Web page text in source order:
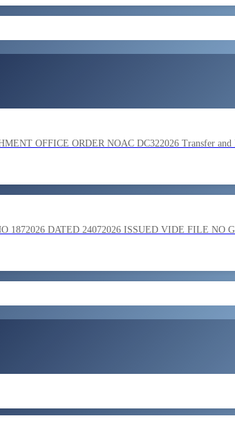
on the basis of result of Combined Graduate Level
by SSC on the basis of result of CombIned Graduate
OFFICE ORDER NOAC DC322026 Transfer and
1872026 DATED 24072026 ISSUED VIDE FILE NO